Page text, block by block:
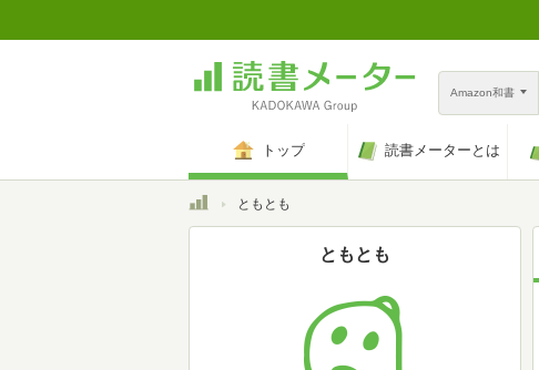
Amazon和書
トップ 読書メーターとは
トップともとも
ともとも